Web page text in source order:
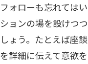
フォローも忘れては
ションの場を設けつ
しょう。たとえば座
を詳細に伝えて意欲